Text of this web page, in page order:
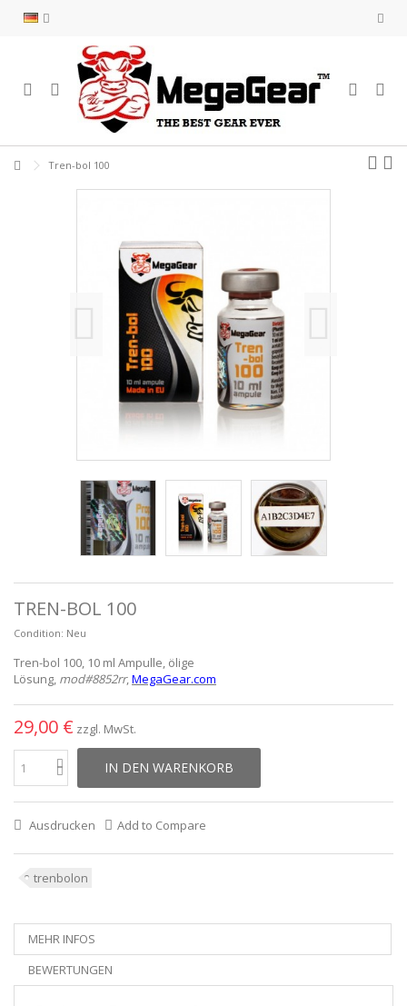
Tren-bol 100
TREN-BOL 100
Condition: Neu
Tren-bol 100, 10 ml Ampulle, ölige
Lösung, mod#8852rr,MegaGear.com
29,00 € zzgl. MwSt.
IN DEN WARENKORB
Ausdrucken Add to Compare
trenbolon
MEHR INFOS
BEWERTUNGEN